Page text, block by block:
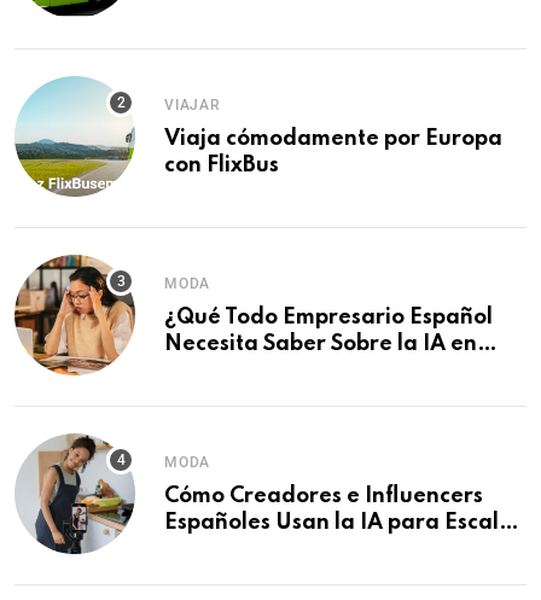
VIAJAR
Viaja cómodamente por Europa
con FlixBus
MODA
¿Qué Todo Empresario Español
Necesita Saber Sobre la IA en
MODA
Cómo Creadores e Influencers
Españoles Usan la IA para Escalar